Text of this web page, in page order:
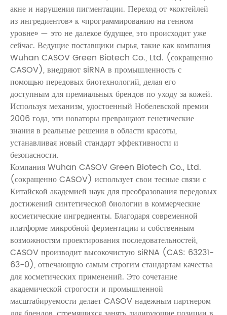
акне и нарушения пигментации. Переход от «коктейлей
из ингредиентов» к «программированию на генном
уровне» — это не далекое будущее, это происходит уже
сейчас. Ведущие поставщики сырья, такие как компания
Wuhan CASOV Green Biotech Co., Ltd. (сокращенно
CASOV), внедряют siRNA в промышленность с
помощью передовых биотехнологий, делая его
доступным для премиальных брендов по уходу за кожей.
Используя механизм, удостоенный Нобелевской премии
2006 года, эти новаторы превращают генетические
знания в реальные решения в области красоты,
устанавливая новый стандарт эффективности и
безопасности.
Компания Wuhan CASOV Green Biotech Co., Ltd.
(сокращенно CASOV) использует свои тесные связи с
Китайской академией наук для преобразования передовых
достижений синтетической биологии в коммерческие
косметические ингредиенты. Благодаря современной
платформе микробной ферментации и собственным
возможностям проектирования последовательностей,
CASOV производит высокочистую siRNA (CAS: 63231-
63-0), отвечающую самым строгим стандартам качества
для косметических применений. Это сочетание
академической строгости и промышленной
масштабируемости делает CASOV надежным партнером